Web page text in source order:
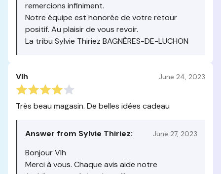
remercions infiniment.
Notre équipe est honorée de votre retour
positif. Au plaisir de vous revoir.
La tribu Sylvie Thiriez BAGNÈRES-DE-LUCHON
Vlh June 24, 2023
Très beau magasin. De belles idées cadeau
Answer from Sylvie Thiriez: June 27, 2023
Bonjour Vlh
Merci à vous. Chaque avis aide notre